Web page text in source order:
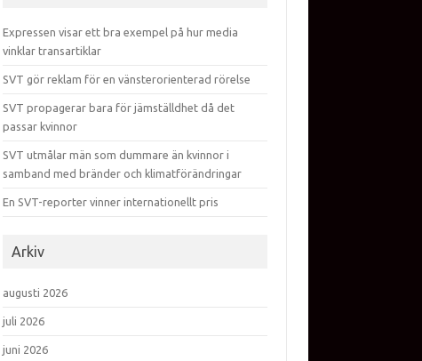
Expressen visar ett bra exempel på hur media
vinklar transartiklar
SVT gör reklam för en vänsterorienterad rörelse
SVT propagerar bara för jämställdhet då det
passar kvinnor
SVT utmålar män som dummare än kvinnor i
samband med bränder och klimatförändringar
En SVT-reporter vinner internationellt pris
Arkiv
augusti 2026
juli 2026
juni 2026